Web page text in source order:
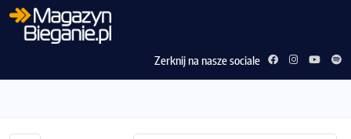
Zerknij na nasze sociale